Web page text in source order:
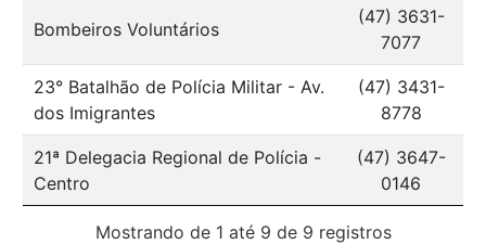
Bombeiros Voluntários
(47) 3631-
7077
23° Batalhão de Polícia Militar - Av.
dos Imigrantes
(47) 3431-
8778
21ª Delegacia Regional de Polícia -
Centro
(47) 3647-
0146
Mostrando de 1 até 9 de 9 registros